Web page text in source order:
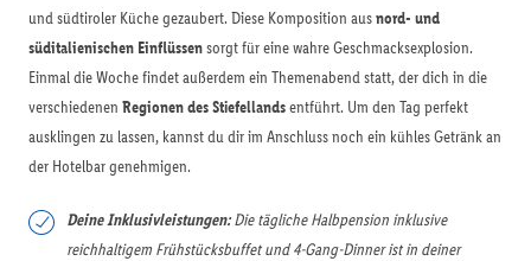
und südtiroler Küche gezaubert. Diese Komposition ausnord- und
süditalienischen Einflüssensorgt für eine wahre Geschmacksexplosion.
Einmal die Woche findet außerdem ein Themenabend statt, der dich in die
verschiedenen Regionen des Stiefellandsentführt. Um den Tag perfekt
ausklingen zu lassen, kannst du dir im Anschluss noch ein kühles Getränk an
der Hotelbar genehmigen.
Deine Inklusivleistungen:Die tägliche Halbpension inklusive
reichhaltigem Frühstücksbuffet und 4-Gang-Dinner ist in deiner